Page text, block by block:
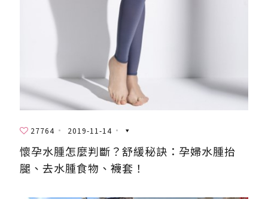
27764 2019-11-14
懷孕水腫怎麼判斷？舒緩秘訣：孕婦水腫抬
腿、去水腫食物、襪套！